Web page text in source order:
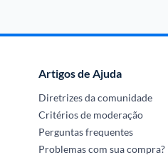
Artigos de Ajuda
Diretrizes da comunidade
Critérios de moderação
Perguntas frequentes
Problemas com sua compra?